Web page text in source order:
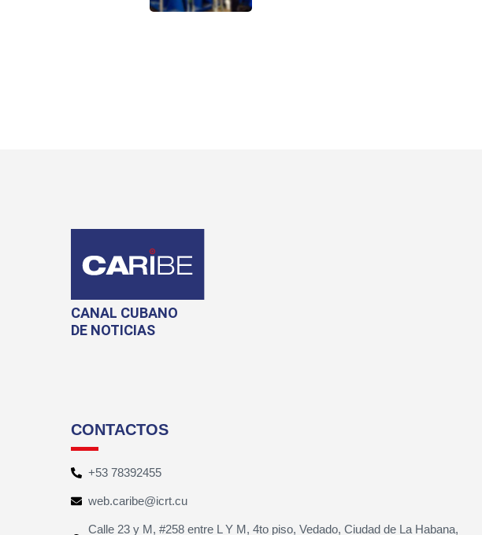
CANAL CUBANO
DE NOTICIAS
CONTACTOS
+53 78392455
web.caribe@icrt.cu
Calle 23 y M, #258 entre L Y M, 4to piso, Vedado, Ciudad de La Habana,